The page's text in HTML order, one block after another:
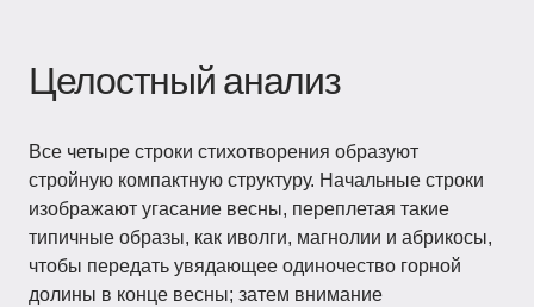
Целостный анализ
Все четыре строки стихотворения образуют
стройную компактную структуру. Начальные строки
изображают угасание весны, переплетая такие
типичные образы, как иволги, магнолии и абрикосы,
чтобы передать увядающее одиночество горной
долины в конце весны; затем внимание